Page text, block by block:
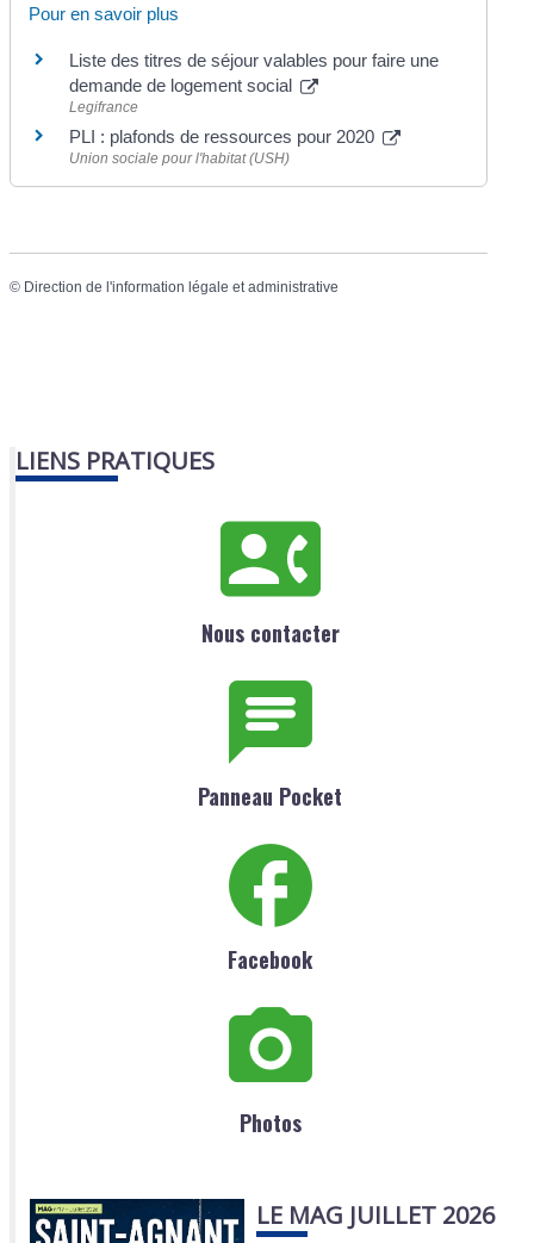
Pour en savoir plus
Liste des titres de séjour valables pour faire une
demande de logement social
Legifrance
PLI : plafonds de ressources pour 2020
Union sociale pour l'habitat (USH)
© Direction de l'information légale et administrative
LIENS PRATIQUES
Nous contacter
Panneau Pocket
Facebook
Photos
LE MAG JUILLET 2026